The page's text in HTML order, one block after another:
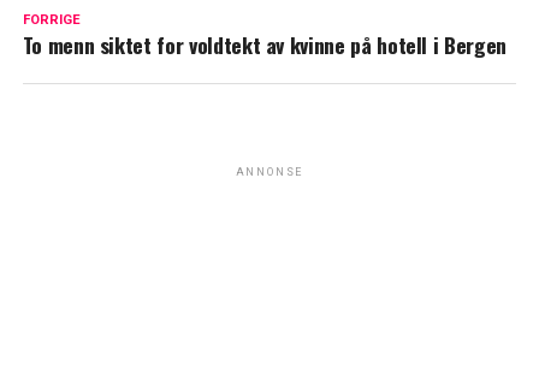
FORRIGE
To menn siktet for voldtekt av kvinne på hotell i Bergen
ANNONSE